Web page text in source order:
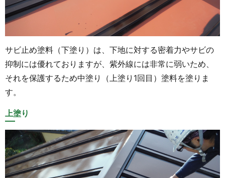
サビ止め塗料（下塗り）は、下地に対する密着力やサビの
抑制には優れておりますが、紫外線には非常に弱いため、
それを保護するため中塗り（上塗り1回目）塗料を塗りま
す。
上塗り